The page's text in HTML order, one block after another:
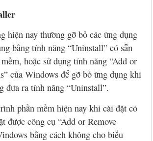
hiện nay thường gỡ bỏ các ứng dụng
bằng tính năng “Uninstall” có sẵn
hoặc sử dụng tính năng “Add or
của Windows để gỡ bỏ ứng dụng khi
đưa ra tính năng “Uninstall”.
phần mềm hiện nay khi cài đặt có
được công cụ “Add or Remove
bằng cách không cho biểu